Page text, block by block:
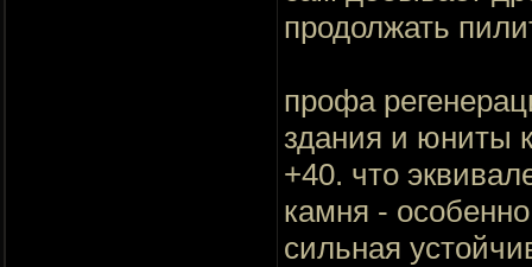
продолжать
профа
здания и юниты
+40. что
камня -
сильная